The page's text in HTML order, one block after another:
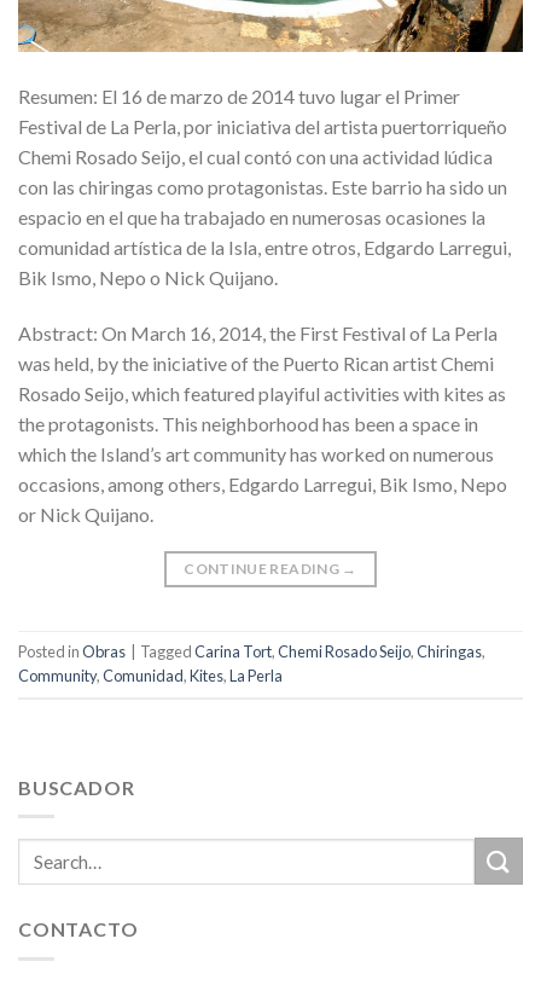
Resumen: El 16 de marzo de 2014 tuvo lugar el Primer
Festival de La Perla, por iniciativa del artista puertorriqueño
Chemi Rosado Seijo, el cual contó con una actividad lúdica
con las chiringas como protagonistas. Este barrio ha sido un
espacio en el que ha trabajado en numerosas ocasiones la
comunidad artística de la Isla, entre otros, Edgardo Larregui,
Bik Ismo, Nepo o Nick Quijano.
Abstract: On March 16, 2014, the First Festival of La Perla
was held, by the iniciative of the Puerto Rican artist Chemi
Rosado Seijo, which featured playiful activities with kites as
the protagonists. This neighborhood has been a space in
which the Island’s art community has worked on numerous
occasions, among others, Edgardo Larregui, Bik Ismo, Nepo
or Nick Quijano.
CONTINUE READING →
Posted inObras TaggedCarina Tort,Chemi Rosado Seijo,Chiringas,
Community,Comunidad,Kites,La Perla
BUSCADOR
CONTACTO